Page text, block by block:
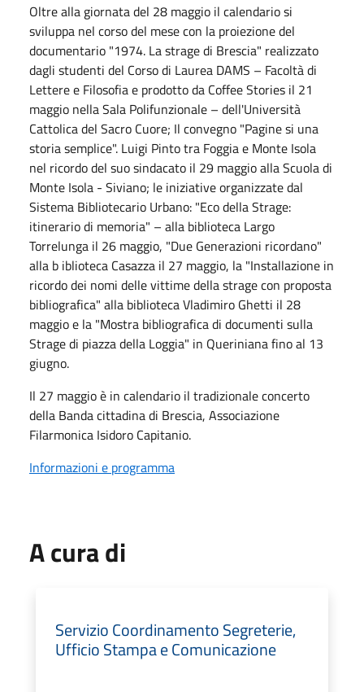
Oltre alla giornata del 28 maggio il calendario si
sviluppa nel corso del mese con la proiezione del
documentario "1974. La strage di Brescia" realizzato
dagli studenti del Corso di Laurea DAMS – Facoltà di
Lettere e Filosofia e prodotto da Coffee Stories il 21
maggio nella Sala Polifunzionale – dell'Università
Cattolica del Sacro Cuore; Il convegno "Pagine si una
storia semplice". Luigi Pinto tra Foggia e Monte Isola
nel ricordo del suo sindacato il 29 maggio alla Scuola di
Monte Isola - Siviano; le iniziative organizzate dal
Sistema Bibliotecario Urbano: "Eco della Strage:
itinerario di memoria" – alla biblioteca Largo
Torrelunga il 26 maggio, "Due Generazioni ricordano"
alla b iblioteca Casazza il 27 maggio, la "Installazione in
ricordo dei nomi delle vittime della strage con proposta
bibliografica" alla biblioteca Vladimiro Ghetti il 28
maggio e la "Mostra bibliografica di documenti sulla
Strage di piazza della Loggia" in Queriniana fino al 13
giugno.
Il 27 maggio è in calendario il tradizionale concerto
della Banda cittadina di Brescia, Associazione
Filarmonica Isidoro Capitanio.
Informazioni e programma
A cura di
Servizio Coordinamento Segreterie,
Ufficio Stampa e Comunicazione